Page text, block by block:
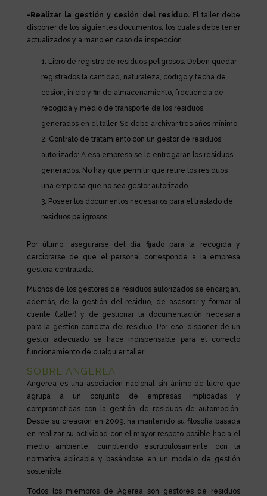
-Realizar la gestión y cesión del residuo.El taller debe
disponer de los siguientes documentos, los cuales debe tener
actualizados y a mano en caso de inspección.
Libro de registro de residuos peligrosos: Deben quedar
registrados la cantidad, naturaleza, código y fecha de
cesión, inicio y fin de almacenamiento, frecuencia de
recogida y medio de transporte de los residuos
generados en el taller. Se debe archivar tres años mínimo.
Contrato de tratamiento con un gestor de residuos
autorizado: A esa empresa se le entregaran los residuos
generados. No hay que permitir que retire los residuos
una empresa que no sea gestor autorizado.
Poseer los documentos necesarios para el traslado de
residuos peligrosos.
Por último, asegurarse del día fijado para la recogida y
cerciorarse de que el personal corresponde a la empresa
gestora contratada.
Muchos de los gestores de residuos autorizados se encargan,
además, de la gestión del residuo, de asesorar y formar al
cliente (taller) y de gestionar la documentación necesaria
para la gestión correcta del residuo. Por eso, disponer de un
gestor adecuado se hace indispensable para el correcto
funcionamiento de cualquier taller.
SOBRE ANGEREA
Angerea es una asociación nacional sin ánimo de lucro que
agrupa a un conjunto de empresas implicadas y
comprometidas con la gestión de residuos de automoción.
Desde su creación en 2009, ha mantenido su filosofía basada
en realizar su actividad con el mayor respeto posible hacia el
medio ambiente, cumpliendo escrupulosamente con la
normativa aplicable y basándose en un modelo de gestión
sostenible.
Todos los miembros de Agerea son gestores de residuos